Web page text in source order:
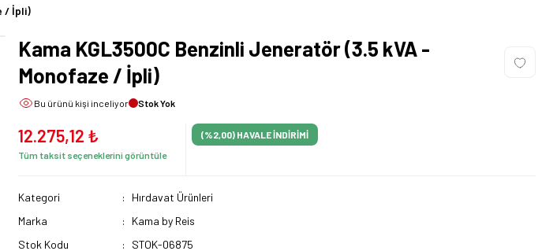
/ İpli)
Kama KGL3500C Benzinli Jeneratör (3.5 kVA -
Monofaze / İpli)
Bu ürünü kişi inceliyor Stok Yok
12.275,12 ₺
Tüm taksit seçeneklerini görüntüle
(%2,00) HAVALE İNDİRİMİ
Kategori
Hırdavat Ürünleri
Marka
Kama by Reis
Stok Kodu
STOK-06875